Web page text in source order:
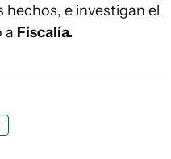
hechos, e investigan el
a Fiscalía.